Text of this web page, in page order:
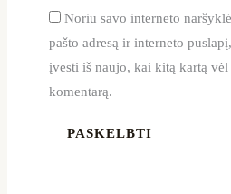
Noriu savo interneto
pašto adresą ir interneto
įvesti iš naujo, kai kitą kartą vėl
komentarą.